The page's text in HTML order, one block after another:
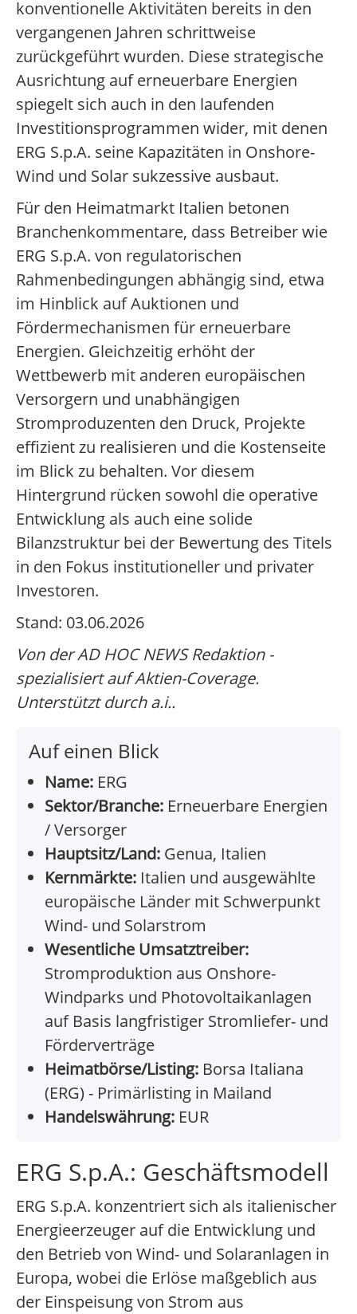
konventionelle Aktivitäten bereits in den
vergangenen Jahren schrittweise
zurückgeführt wurden. Diese strategische
Ausrichtung auf erneuerbare Energien
spiegelt sich auch in den laufenden
Investitionsprogrammen wider, mit denen
ERG S.p.A. seine Kapazitäten in Onshore-
Wind und Solar sukzessive ausbaut.
Für den Heimatmarkt Italien betonen
Branchenkommentare, dass Betreiber wie
ERG S.p.A. von regulatorischen
Rahmenbedingungen abhängig sind, etwa
im Hinblick auf Auktionen und
Fördermechanismen für erneuerbare
Energien. Gleichzeitig erhöht der
Wettbewerb mit anderen europäischen
Versorgern und unabhängigen
Stromproduzenten den Druck, Projekte
effizient zu realisieren und die Kostenseite
im Blick zu behalten. Vor diesem
Hintergrund rücken sowohl die operative
Entwicklung als auch eine solide
Bilanzstruktur bei der Bewertung des Titels
in den Fokus institutioneller und privater
Investoren.
Stand: 03.06.2026
Von der AD HOC NEWS Redaktion -
spezialisiert auf Aktien-Coverage.
Unterstützt durch a.i..
Auf einen Blick
Name: ERG
Sektor/Branche: Erneuerbare Energien
/ Versorger
Hauptsitz/Land: Genua, Italien
Kernmärkte: Italien und ausgewählte
europäische Länder mit Schwerpunkt
Wind- und Solarstrom
Wesentliche Umsatztreiber:
Stromproduktion aus Onshore-
Windparks und Photovoltaikanlagen
auf Basis langfristiger Stromliefer- und
Förderverträge
Heimatbörse/Listing: Borsa Italiana
(ERG) - Primärlisting in Mailand
Handelswährung: EUR
ERG S.p.A.: Geschäftsmodell
ERG S.p.A. konzentriert sich als italienischer
Energieerzeuger auf die Entwicklung und
den Betrieb von Wind- und Solaranlagen in
Europa, wobei die Erlöse maßgeblich aus
der Einspeisung von Strom aus